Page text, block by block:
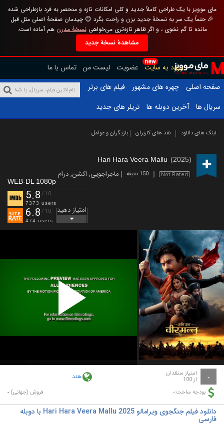
مای موویز با یک طراحی کاملاً جدید و کلی امکانات تازه و منحصر به فرد بازطراحی شده
🎉 حتماً یک سر به نسخهٔ جدید بزن و راحت بگرد 😊 چیدمان صفحهٔ اصلی مثل قبل
مانده تا گم نشوی ، و اگر ظاهر تازه‌تری می‌خواهینسخهٔ مدرن هم آماده است.
مشاهدهٔ نسخهٔ جدید
new
ورود به سایت عضویت لیست من تماس با ما
صفحه اصلی
چهره های مشهور
فیلم های برتر
سریال ها
آخرین دوبله ها تریلر های جدید
لینک های دانلود نقد های کاربران بازیگران و عوامل
Hari Hara Veera Mallu (2025)
Not Rated 150 دقیقه ماجراجویی, اکشن,درام
WEB-DL 1080p
5.8 /10
7373 users
6.8 /10
474 users
امتیاز دهید
Play
Video
- امتیاز منتقدان
از 100 هند
بودجه ساخت:- فروش (جهانی):-
دانلود فیلم جنگجوی ویرامالو Hari Hara Veera Mallu 2025 با دوبله
فارسی